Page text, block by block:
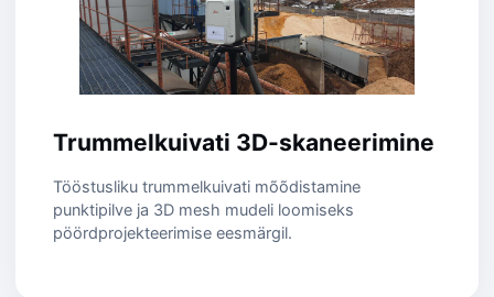
Trummelkuivati 3D-skaneerimine
Tööstusliku trummelkuivati mõõdistamine
punktipilve ja 3D mesh mudeli loomiseks
pöördprojekteerimise eesmärgil.